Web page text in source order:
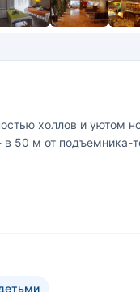
холлов и уютом
50 м от подъемника-